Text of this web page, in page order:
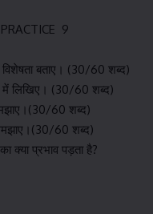
9
विशेषता बताए। (30/60 शब्द)
में लिखिए। (30/60 शब्द)
60 शब्द)
60 शब्द)
क्या प्रभाव पड़ता है?